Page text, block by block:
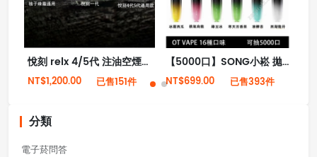
悅刻 relx 4/5代 注油空煙彈悅刻柚子非我魔笛綠蘿通用透明空彈（5個）
NT$1,200.00 已售151件
【5000口】SONG小崧 拋棄式一次性電子菸 12種口味 TYPE-C充電（大量現貨）
NT$699.00 已售393件
分類
電子菸問答